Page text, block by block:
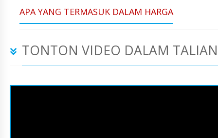
APA YANG TERMASUK DALAM HARGA
TONTON VIDEO DALAM TALIAN